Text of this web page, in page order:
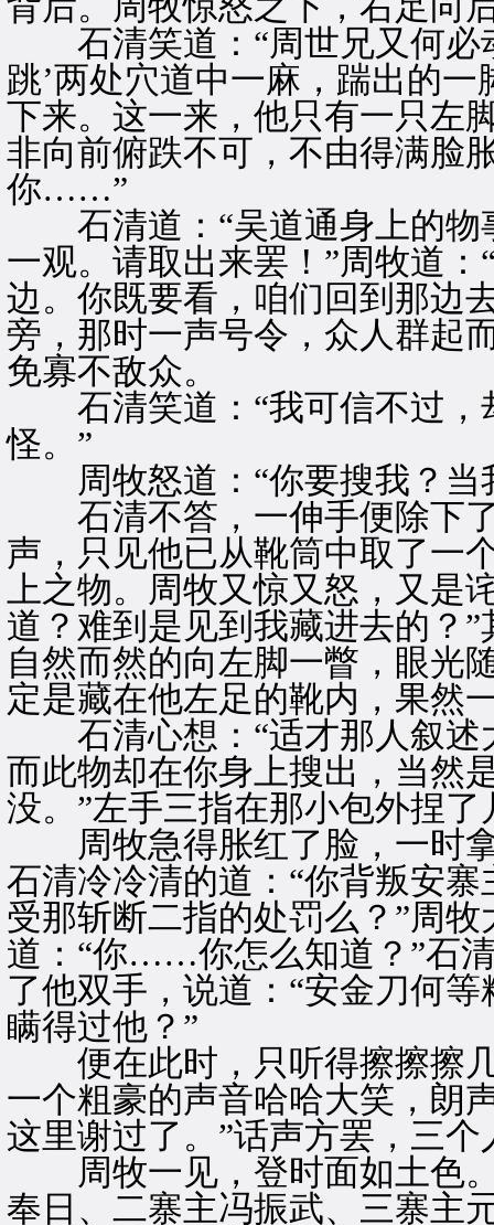
石清笑道：“周世兄又何必
跳’两处穴道中一麻，踹出的
下来。这一来，他只有一只左
非向前俯跌不可，不由得满
你……”
石清道：“吴道通身上的物
一观。请取出来罢！”周牧道
边。你既要看，咱们回到那边
旁，那时一声号令，众人群起
免寡不敌众。
石清笑道：“我可信不过，
怪。”
周牧怒道：“你要搜我？当
石清不答，一伸手便除下了
声，只见他已从靴筒中取了一
上之物。周牧又惊又怒，又
道？难到是见到我藏进去的？
自然而然的向左脚一瞥，眼光
定是藏在他左足的靴内，果然
石清心想：“适才那人叙述
而此物却在你身上搜出，当然
没。”左手三指在那小包外捏
周牧急得胀红了脸，一时拿
石清冷冷清的道：“你背叛安
受那斩断二指的处罚么？”周
道：“你……你怎么知道？”石
了他双手，说道：“安金刀何
瞒得过他？”
便在此时，只听得擦擦擦几
一个粗豪的声音哈哈大笑，朗
这里谢过了。”话声方罢，三个
周牧一见，登时面如土色。
奉日、二寨主冯振武、三寨主